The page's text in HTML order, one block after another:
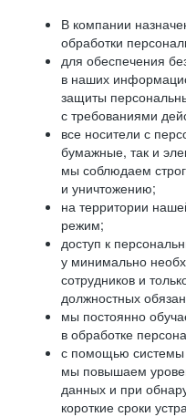
В компании
обработки
для обеспечения
в наших
защиты
с требованиями
все носители с
бумажные, так и
мы соблюдаем
и уничтожению;
на территории
режим;
доступ к
у минимально
сотрудников и
должностных
мы постоянно
в обработке
с помощью системы
мы повышаем
данных и при
короткие сроки